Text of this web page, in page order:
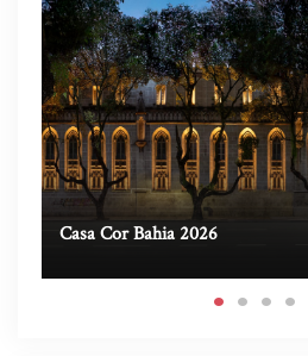
Casa Cor Bahia 2026